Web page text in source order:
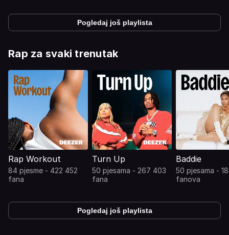
Pogledaj još playlista
Rap za svaki trenutak
Rap Workout
84 pjesme - 422 452
fana
Turn Up
50 pjesama - 267 403
fana
Baddie
50 pjesama -
fanova
Pogledaj još playlista